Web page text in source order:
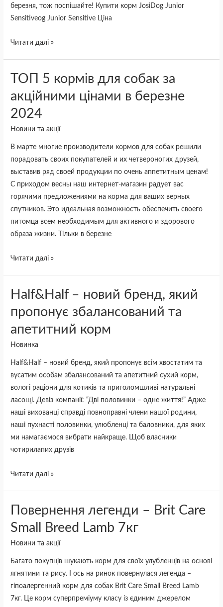
березня, тож поспішайте! Купити корм JosiDog Junior
Sensitiveog Junior Sensitive Ціна
Читати далі »
ТОП 5 кормів для собак за
акційними цінами в березне
2024
Новини та акції
В марте многие производители кормов для собак решили
порадовать своих покупателей и их четвероногих друзей,
выставив ряд своей продукции по очень аппетитным ценам!
С приходом весны наш интернет-магазин радует вас
горячими предложениями на корма для ваших верных
спутников. Это идеальная возможность обеспечить своего
питомца всем необходимым для активного и здорового
образа жизни. Тільки в березне
ТОП
кормів
для
собак
акційними
цінами
в
березне
2024
Читати далі »
Half&Half – новий бренд, який
пропонує збалансований та
апетитний корм
Новинка
Half&Half – новий бренд, який пропонує всім хвостатим та
вусатим особам збалансований та апетитний сухий корм,
вологі раціони для котиків та приголомшливі натуральні
ласощі. Девіз компанії: “Дві половинки – одне життя!” Адже
наші вихованці справді повноправні члени нашої родини,
наші пухнасті половинки, улюбленці та баловники, для яких
ми намагаємося вибрати найкраще. Щоб власники
чотирилапих друзів
Half&Half
новий
бренд,
який
збалансований
та
апетитний
корм
Читати далі »
Повернення легенди – Brit Care
Small Breed Lamb 7кг
Новини та акції
Багато покупців шукають корм для своїх улубленців на основі
ягнятини та рису. І ось на ринок повернулася легенда –
гіпоалергенний корм для собак Brit Care Small Breed Lamb
7кг. Це корм суперпреміуму класу із єдиним джерелом
Повернення
–
Brit
Care
Breed
Lamb